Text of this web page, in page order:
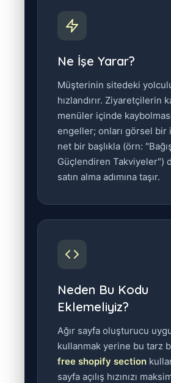
Ne İşe Yarar?
Müşterinin sitedeki
hızlandırır. Ziyaretçilerin
menüler içinde
engeller; onları görsel bir
net bir başlıkla (örn:
Güçlendiren Takviyeler")
satın alma adımına taşır.
Neden Bu Kodu
Eklemeliyiz?
Ağır sayfa oluşturucu
kullanmak yerine bu tarz
free shopify section
sayfa açılış hızınızı